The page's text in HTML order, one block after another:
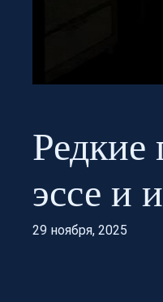
эссе и
29 ноября, 2025